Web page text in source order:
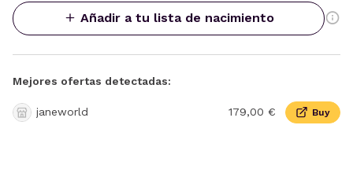
Añadir a tu lista de nacimiento
Mejores ofertas detectadas:
janeworld 179,00 € Buy